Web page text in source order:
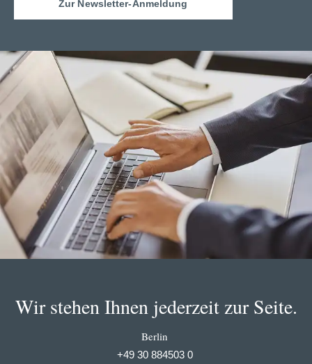
Zur Newsletter-Anmeldung
Wir stehen Ihnen jederzeit zur Seite.
Berlin
+49 30 884503 0